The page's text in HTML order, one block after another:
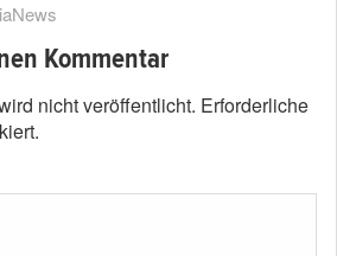
Kommentar
nicht veröffentlicht. Erforderliche